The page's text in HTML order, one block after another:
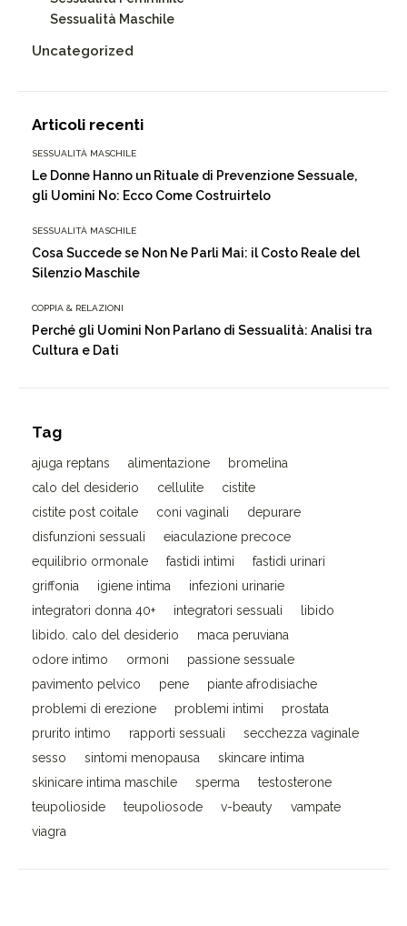
Sessualità Maschile
Uncategorized
Articoli recenti
SESSUALITÀ MASCHILE
Le Donne Hanno un Rituale di Prevenzione Sessuale,
gli Uomini No: Ecco Come Costruirtelo
SESSUALITÀ MASCHILE
Cosa Succede se Non Ne Parli Mai: il Costo Reale del
Silenzio Maschile
COPPIA & RELAZIONI
Perché gli Uomini Non Parlano di Sessualità: Analisi tra
Cultura e Dati
Tag
ajuga reptans alimentazione
bromelina
calo del desiderio
cellulite
cistite
cistite post coitale
coni vaginali
depurare
disfunzioni sessuali
eiaculazione precoce
equilibrio ormonale
fastidi intimi
fastidi urinari
griffonia
igiene intima
infezioni urinarie
integratori donna 40+
integratori sessuali
libido
libido. calo del desiderio
maca peruviana
odore intimo
ormoni
passione sessuale
pavimento pelvico
pene
piante afrodisiache
problemi di erezione
problemi intimi
prostata
prurito intimo
rapporti sessuali
secchezza vaginale
sesso
sintomi menopausa
skincare intima
skinicare intima maschile
sperma
testosterone
teupolioside
teupoliosode v-beauty
vampate
viagra